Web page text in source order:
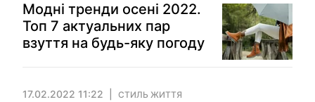
Модні тренди осені 2022.
Топ 7 актуальних пар
взуття на будь-яку погоду
17.02.2022 11:22 СТИЛЬ ЖИТТЯ